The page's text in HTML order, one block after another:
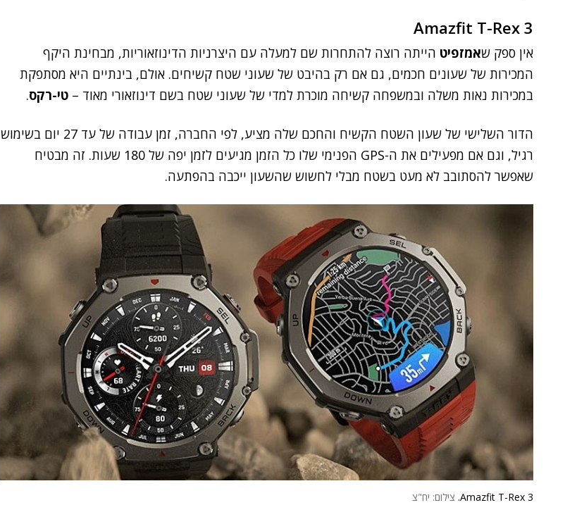
Amazfit T-Rex 3
אין ספק שאמזפיט הייתה רוצה להתחרות שם למעלה עם היצרניות הדינוזאוריות, מבחינת היקף
המכירות של שעונים חכמים, גם אם רק בהיבט של שעוני שטח קשיחים. אולם, בינתיים היא מסתפקת
במכירות נאות משלה ובמשפחה קשיחה מוכרת למדי של שעוני שטח בשם דינוזאורי מאוד – טי-רקס.
הדור השלישי של שעון השטח הקשיח והחכם שלה מציע, לפי החברה, זמן עבודה של עד 27 יום בשימוש
רגיל, וגם אם מפעילים את ה-GPS הפנימי שלו כל הזמן מגיעים לזמן יפה של 180 שעות. זה מבטיח
שאפשר להסתובב לא מעט בשטח מבלי לחשוש שהשעון ייכבה בהפתעה.
Amazfit T-Rex 3. צילום: יח"צ